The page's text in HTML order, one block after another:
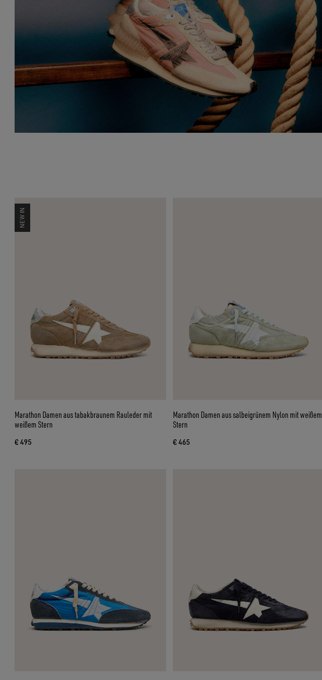
NEW IN
Marathon Damen aus tabakbraunem Rauleder mit
weißem Stern
€ 495
Marathon Damen aus salbeigrünem Nylon mit weißem
Stern
€ 465